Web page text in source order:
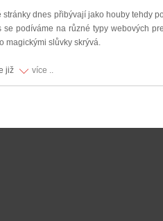
stránky dnes přibývají jako houby tehdy
se podíváme na různé typy webových
magickými slůvky skrývá.
již více ..